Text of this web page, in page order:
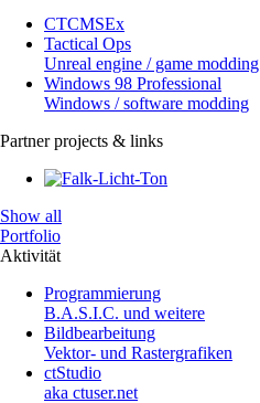
CTCMSEx
Tactical Ops
Unreal engine / game modding
Windows 98 Professional
Windows / software modding
Partner projects & links
Show all
Portfolio
Aktivität
Programmierung
B.A.S.I.C. und weitere
Bildbearbeitung
Vektor- und Rastergrafiken
ctStudio
aka ctuser.net